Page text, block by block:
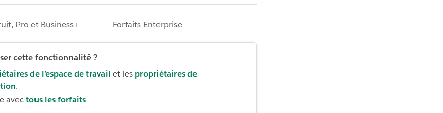
Pro et Business+ Forfaits Enterprise
cette fonctionnalité ?
de l’espace de travail et les propriétaires de
.
avectous les forfaits